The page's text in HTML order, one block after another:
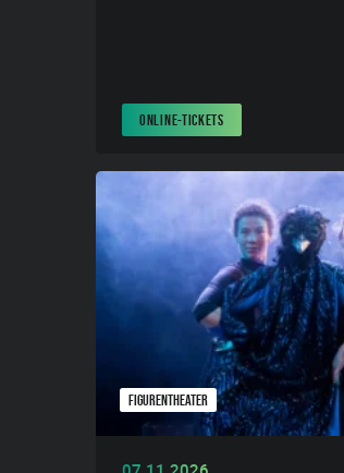
ONLINE-TICKETS
FIGURENTHEATER